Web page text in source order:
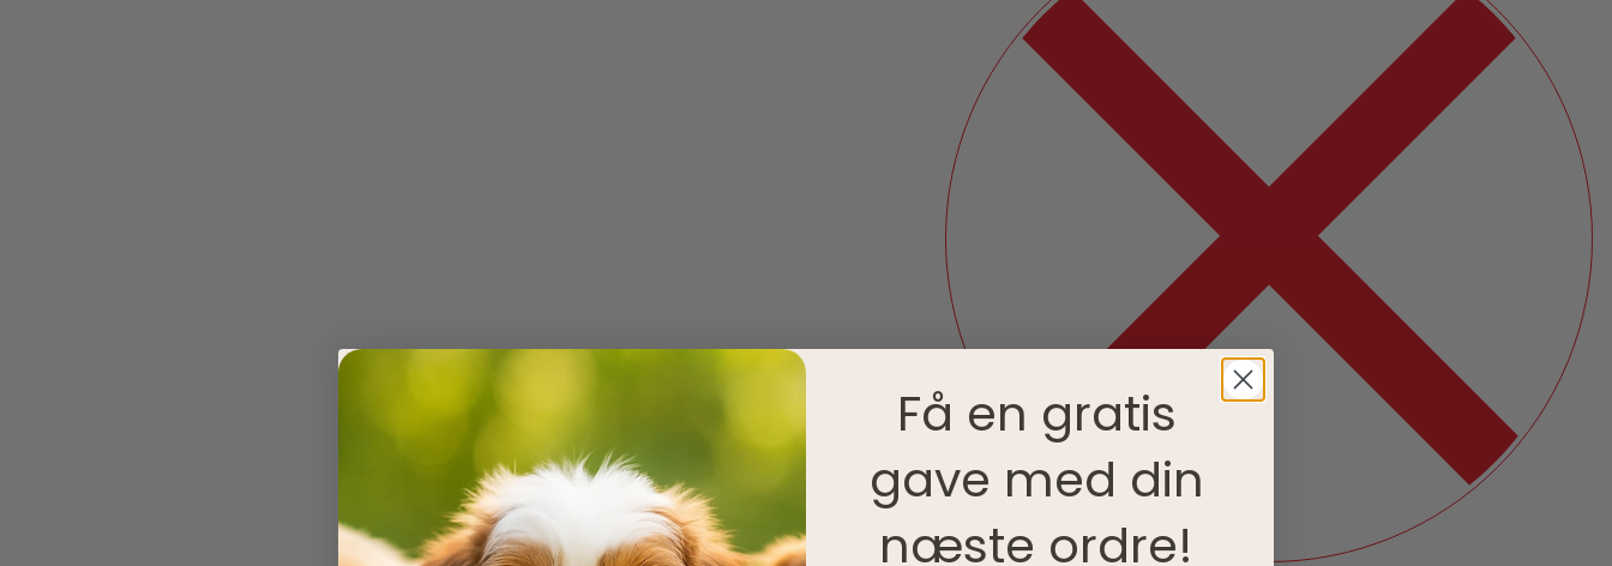
Få en gratis
gave med din
næste ordre!